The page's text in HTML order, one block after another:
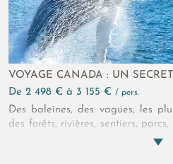
VOYAGE CANADA : UN
de 2 498 € à 3 155 € / pers.
Des baleines, des vagues, les
des forêts, rivières, sentiers,
vivre des aventures toniques